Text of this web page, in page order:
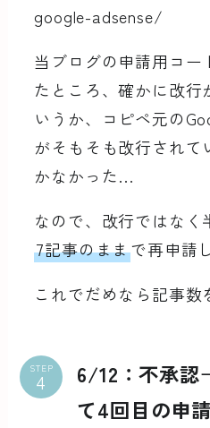
google-adsense/
当ブログの申請用コー
たところ、確かに改行
いうか、コピペ元の
がそもそも改行され
かなかった…
なので、改行ではなく
7記事のままで再申請
これでだめなら記事数
STEP
6/12：不承認
て4回目の申